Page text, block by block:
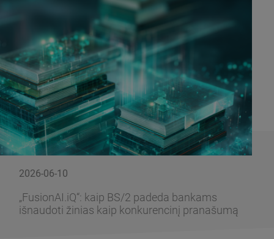
2026-06-10
„FusionAI.iQ“: kaip BS/2 padeda bankams
išnaudoti žinias kaip konkurencinį pranašumą